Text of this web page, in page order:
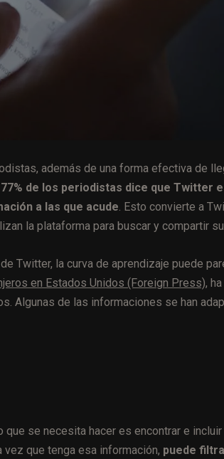
además de una forma efectiva de
de los periodistas dice que Twitter
a las que acude. Esto convierte a
la plataforma para buscar y compartir
Twitter, la curva de aprendizaje puede
en Estados Unidos (Foreign Press),
Algunas de las informaciones se han
se necesita hacer es encontrar e
vez que tenga esa información, puede